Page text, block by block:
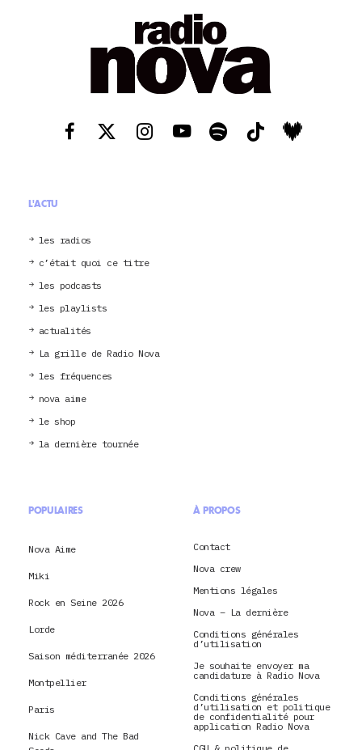
L'ACTU
les radios
c’était quoi ce titre
les podcasts
les playlists
actualités
La grille de Radio Nova
les fréquences
nova aime
le shop
la dernière tournée
POPULAIRES
Nova Aime
Miki
Rock en Seine 2026
Lorde
Saison méditerranée 2026
Montpellier
Paris
Nick Cave and The Bad
À PROPOS
Contact
Nova crew
Mentions légales
Nova – La dernière
Conditions générales
d’utilisation
Je souhaite envoyer ma
candidature à Radio Nova
Conditions générales
d’utilisation et politique
de confidentialité pour
application Radio Nova